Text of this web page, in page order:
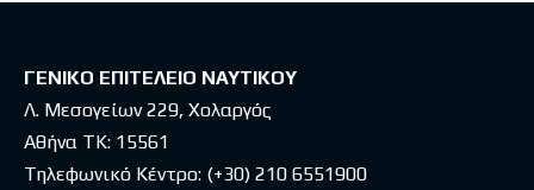
ΓΕΝΙΚΟ ΕΠΙΤΕΛΕΙΟ ΝΑΥΤΙΚΟΥ
Λ. Μεσογείων 229, Χολαργός
Αθήνα ΤΚ: 15561
Τηλεφωνικό Κέντρο: (+30) 210 6551900